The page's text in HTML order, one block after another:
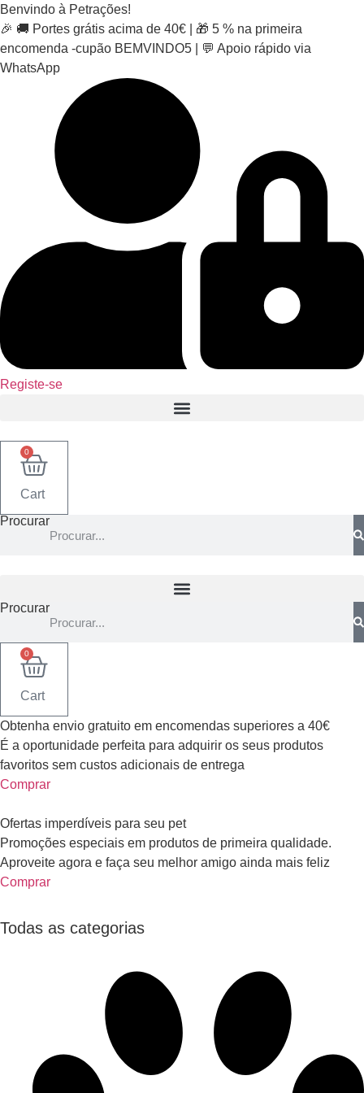
Pular
para
o
conteúdo
Benvindo à Petrações!
🎉 🚚 Portes grátis acima de 40€ | 🎁 5 % na primeira
encomenda -cupão BEMVINDO5 | 💬 Apoio rápido via
WhatsApp
Registe-se
0
Cart
Procurar
Procurar
0
Cart
Obtenha envio gratuito em encomendas superiores a 40€
É a oportunidade perfeita para adquirir os seus produtos
favoritos sem custos adicionais de entrega
Comprar
Ofertas imperdíveis para seu pet
Promoções especiais em produtos de primeira qualidade.
Aproveite agora e faça seu melhor amigo ainda mais feliz
Comprar
Todas as categorias